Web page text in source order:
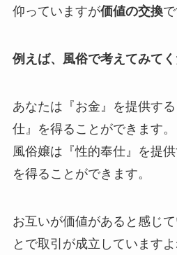
仰っていますが価値の交換で
例えば、風俗で考えてみてく
あなたは『お金』を提供す
仕』を得ることができます。
風俗嬢は『性的奉仕』を提供
を得ることができます。
お互いが価値があると感じ
とで取引が成立していますよ